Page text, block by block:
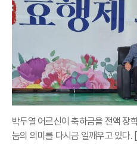
박두열 어르신이 축하금을 전액 장
눔의 의미를 다시금 일깨우고 있다